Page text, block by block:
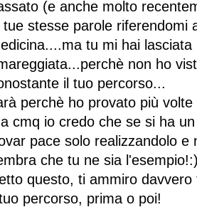
(e anche molto
tue stesse parole riferendomi
tu mi hai
non ho
il tuo percorso...
perchè ho provato più
cmq io credo che se si ha
pace solo realizzandolo e
che tu ne sia
questo, ti ammiro
percorso, prima o poi!